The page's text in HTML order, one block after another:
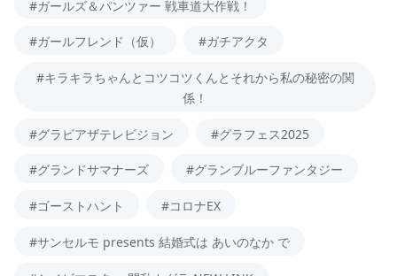
#ガールズ＆パンツァー 戦車道大作戦！
#ガールフレンド（仮） #ガチアクタ
#キラキラちゃんとコツコツくんとそれから私の秘密の関
係！
#グラビアザテレビジョン #グラフェス2025
#グランドサマナーズ #グランブルーファンタジー
#ゴーストハント #コロナEX
#サンセルモ presents 結婚式は あいのなか で